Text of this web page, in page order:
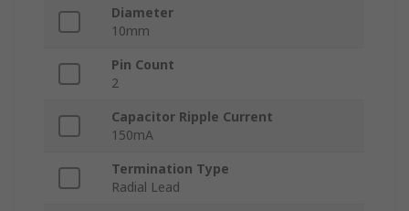
Diameter
10mm
Pin Count
2
Capacitor Ripple Current
150mA
Termination Type
Radial Lead